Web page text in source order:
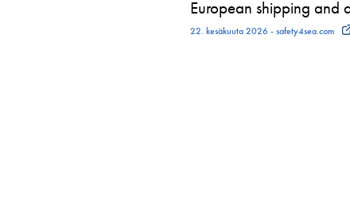
European shipping and
22. kesäkuuta 2026 - safety4sea.com